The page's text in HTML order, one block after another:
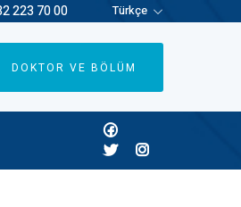
223 70 00 Türkçe
DOKTOR VE BÖLÜM